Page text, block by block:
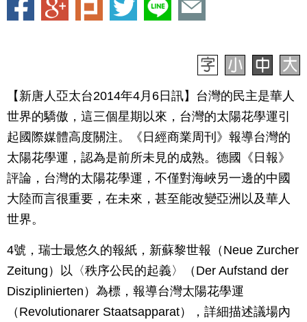
【新唐人亞太台2014年4月6日訊】台灣的民主是華人
世界的驕傲，這三個星期以來，台灣的太陽花學運引
起國際媒體高度關注。《日經商業周刊》報導台灣的
太陽花學運，認為是前所未見的成熟。德國《日報》
評論，台灣的太陽花學運，不僅對海峽另一邊的中國
大陸而言很重要，在未來，甚至能改變亞洲以及華人
世界。
4號，瑞士最悠久的報紙，新蘇黎世報（Neue Zurcher
Zeitung）以〈秩序公民的起義〉（Der Aufstand der
Disziplinierten）為標，報導台灣太陽花學運
（Revolutionarer Staatsapparat），詳細描述議場內